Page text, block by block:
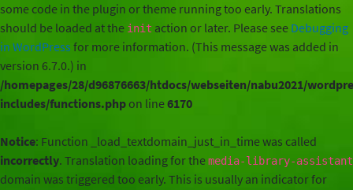
some code in the plugin or theme running too early. Translations
should be loaded at the init action or later. Please see Debugging
in WordPress for more information. (This message was added in
version 6.7.0.) in
/homepages/28/d96876663/htdocs/webseiten/nabu2021/
includes/functions.phpon line6170
Notice: Function _load_textdomain_just_in_time was called
incorrectly. Translation loading for themedia-library-assistant
domain was triggered too early. This is usually an indicator for